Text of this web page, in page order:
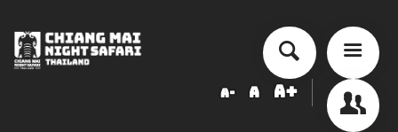
A- A A+